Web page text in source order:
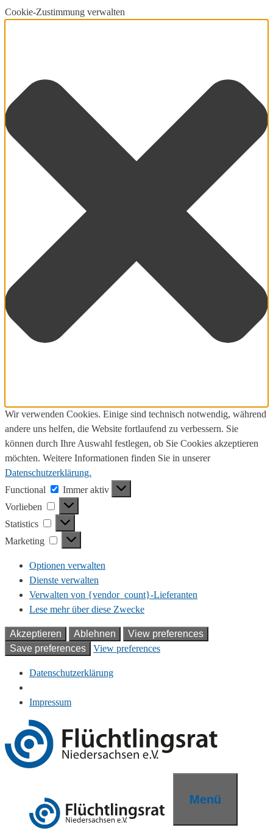
Cookie-Zustimmung verwalten
Wir verwenden Cookies. Einige sind technisch notwendig, während
andere uns helfen, die Website fortlaufend zu verbessern. Sie
können durch Ihre Auswahl festlegen, ob Sie Cookies akzeptieren
möchten. Weitere Informationen finden Sie in unserer
Datenschutzerklärung.
Functional
Functional
Immer aktiv
Vorlieben
Vorlieben
Statistics
Statistics
Marketing
Marketing
Optionen verwalten
Dienste verwalten
Verwalten von {vendor_count}-Lieferanten
Lese mehr über diese Zwecke
Akzeptieren Ablehnen
View preferences
Save preferences
View preferences
Datenschutzerklärung
Impressum
Inhalt
springen
Menü